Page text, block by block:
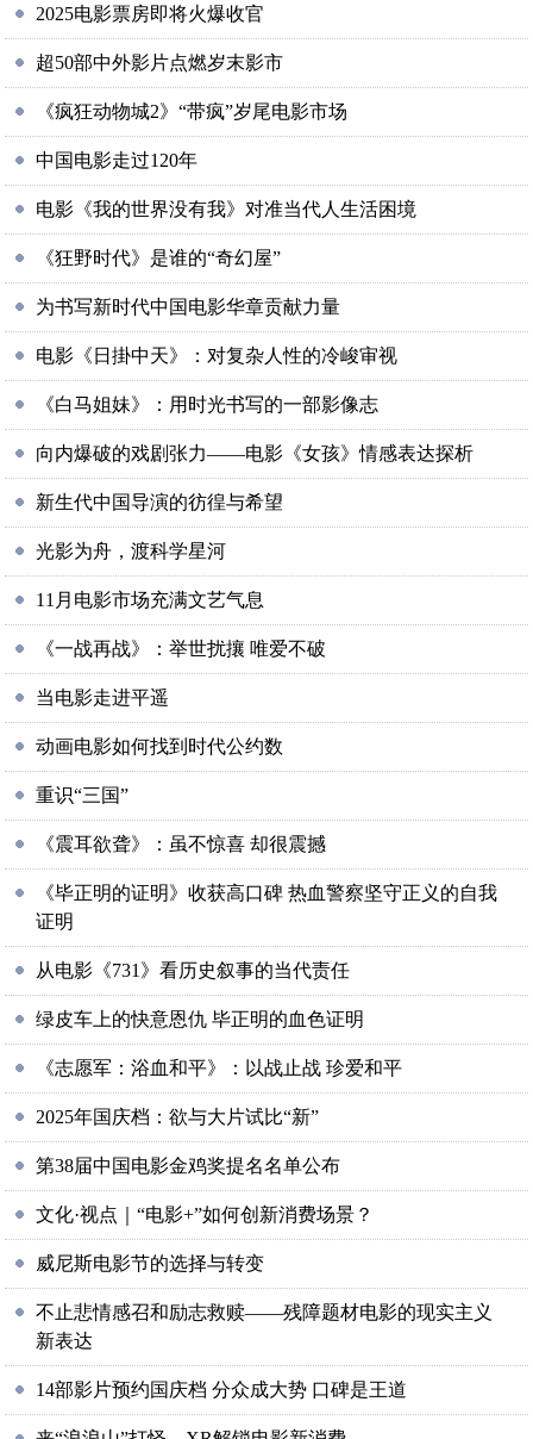
2025电影票房即将火爆收官
超50部中外影片点燃岁末影市
《疯狂动物城2》“带疯”岁尾电影市场
中国电影走过120年
电影《我的世界没有我》对准当代人生活困境
《狂野时代》是谁的“奇幻屋”
为书写新时代中国电影华章贡献力量
电影《日掛中天》：对复杂人性的冷峻审视
《白马姐妹》：用时光书写的一部影像志
向内爆破的戏剧张力——电影《女孩》情感表达探析
新生代中国导演的彷徨与希望
光影为舟，渡科学星河
11月电影市场充满文艺气息
《一战再战》：举世扰攘 唯爱不破
当电影走进平遥
动画电影如何找到时代公约数
重识“三国”
《震耳欲聋》：虽不惊喜 却很震撼
《毕正明的证明》收获高口碑 热血警察坚守正义的自我
证明
从电影《731》看历史叙事的当代责任
绿皮车上的快意恩仇 毕正明的血色证明
《志愿军：浴血和平》：以战止战 珍爱和平
2025年国庆档：欲与大片试比“新”
第38届中国电影金鸡奖提名名单公布
文化·视点｜“电影+”如何创新消费场景？
威尼斯电影节的选择与转变
不止悲情感召和励志救赎——残障题材电影的现实主义
新表达
14部影片预约国庆档 分众成大势 口碑是王道